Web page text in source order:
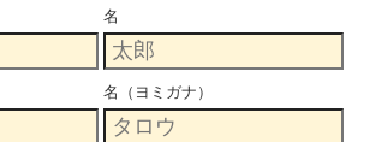
名
名（ヨミガナ）